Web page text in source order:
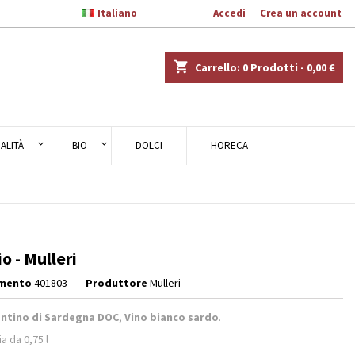
Accedi Crea un account
Italiano
shopping_cart Carrello: 0 Prodotti - 0,00 €
BIO DOLCI HORECA
- Mulleri
401803 Produttore Mulleri
di Sardegna DOC, Vino bianco sardo.
da 0,75 l